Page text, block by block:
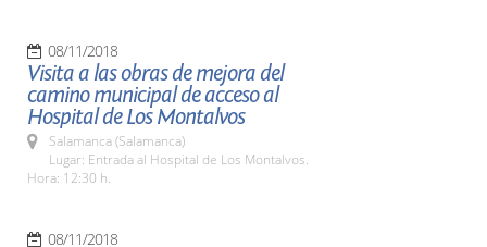
08/11/2018
Visita a las obras de mejora del
camino municipal de acceso al
Hospital de Los Montalvos
Salamanca (Salamanca)
Lugar: Entrada al Hospital de Los Montalvos.
Hora: 12:30 h.
08/11/2018